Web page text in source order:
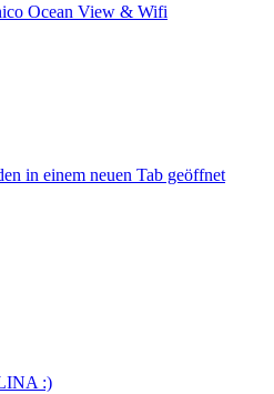
Ocean View & Wifi
in einem neuen Tab geöffnet
:)